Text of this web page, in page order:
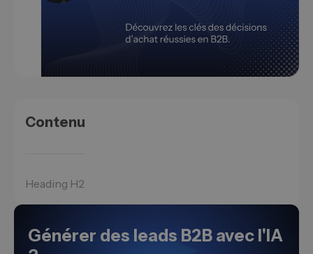
Contenu
Heading H2
Générer des leads B2B avec l'IA